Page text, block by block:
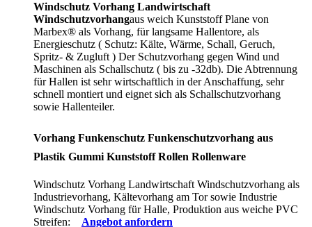
Windschutz Vorhang Landwirtschaft
Windschutzvorhangaus weich Kunststoff Plane von
Marbex® als Vorhang, für langsame Hallentore, als
Energieschutz ( Schutz: Kälte, Wärme, Schall, Geruch,
Spritz- & Zugluft ) Der Schutzvorhang gegen Wind und
Maschinen als Schallschutz ( bis zu -32db). Die Abtrennung
für Hallen ist sehr wirtschaftlich in der Anschaffung, sehr
schnell montiert und eignet sich als Schallschutzvorhang
sowie Hallenteiler.
Vorhang Funkenschutz Funkenschutzvorhang aus
Plastik Gummi Kunststoff Rollen Rollenware
Windschutz Vorhang Landwirtschaft Windschutzvorhang als
Industrievorhang, Kältevorhang am Tor sowie Industrie
Windschutz Vorhang für Halle, Produktion aus weiche PVC
Streifen:
Angebot anfordern